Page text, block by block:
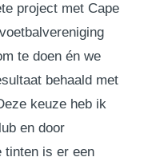
project met Cape
te doen én we
behaald met
keuze heb ik
en door
tinten is er een